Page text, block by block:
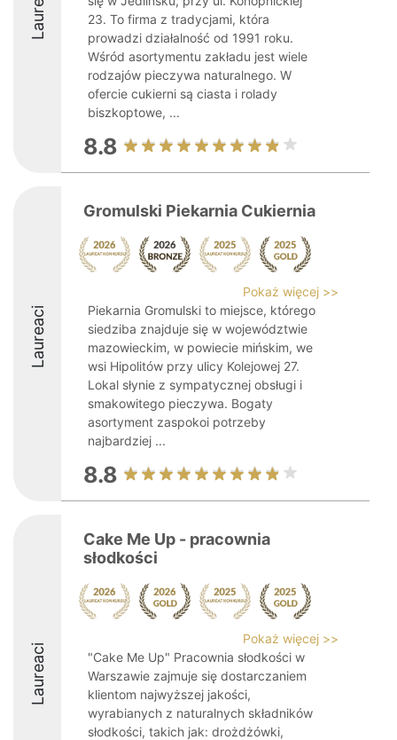
23. To firma z tradycjami, która
prowadzi działalność od 1991 roku.
Wśród asortymentu zakładu jest wiele
rodzajów pieczywa naturalnego. W
ofercie cukierni są ciasta i rolady
biszkoptowe, ...
8.8
Laureaci
Gromulski Piekarnia Cukiernia
Pokaż więcej >>
Piekarnia Gromulski to miejsce, którego
siedziba znajduje się w województwie
mazowieckim, w powiecie mińskim, we
wsi Hipolitów przy ulicy Kolejowej 27.
Lokal słynie z sympatycznej obsługi i
smakowitego pieczywa. Bogaty
asortyment zaspokoi potrzeby
najbardziej ...
8.8
Laureaci
Cake Me Up - pracownia
słodkości
Pokaż więcej >>
"Cake Me Up" Pracownia słodkości w
Warszawie zajmuje się dostarczaniem
klientom najwyższej jakości,
wyrabianych z naturalnych składników
słodkości, takich jak: drożdżówki,